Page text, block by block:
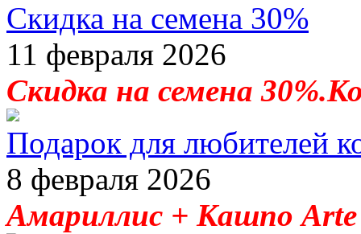
Скидка на семена 30%
11 февраля 2026
Скидка на семена
Подарок для любителей
8 февраля 2026
Амариллис + Кашпо